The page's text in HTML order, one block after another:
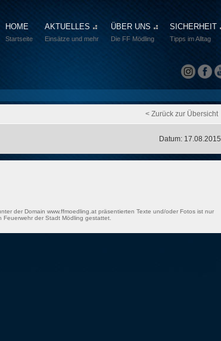
HOME
Startseite
AKTUELLES
Einsätze und mehr
ÜBER UNS
Die FF Mödling
SICHERHEIT
Tipps im Alltag
< Zurück zur Übersicht
Datum: 17.08.2015
der Domain www.ffmoedling.at präsentierten Texte und/oder Fotos ist nur
Feuerwehr der Stadt Mödling gestattet.